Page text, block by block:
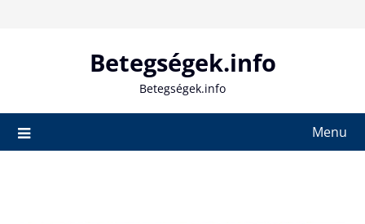
Betegségek.info
Betegségek.info
Menu